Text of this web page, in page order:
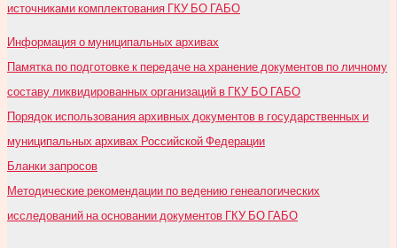
источниками комплектования ГКУ БО ГАБО
Информация о муниципальных архивах
Памятка по подготовке к передаче на хранение документов по личному
составу ликвидированных организаций в ГКУ БО ГАБО
Порядок использования архивных документов в государственных и
муниципальных архивах Российской Федерации
Бланки запросов
Методические рекомендации по ведению генеалогических
исследований на основании документов ГКУ БО ГАБО